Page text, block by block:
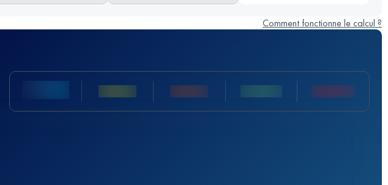
Comment fonctionne le calcul ?